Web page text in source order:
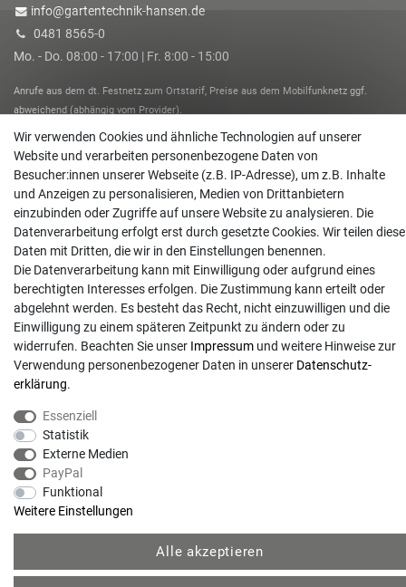
info@gartentechnik-hansen.de
0481 8565-0
Mo. - Do. 08:00 - 17:00 | Fr. 8:00 - 15:00
Anrufe aus dem dt. Festnetz zum Ortstarif, Preise aus dem Mobilfunknetz ggf.
abweichend (abhängig vom Provider).
© Copyright 2026 | Alle Rechte vorbehalten. - Gartentechnik Hansen | Realisation
colornativ /
Wir verwenden Cookies und ähnliche Technologien auf unserer
Website und verarbeiten personenbezogene Daten von
Besucher:innen unserer Webseite (z.B. IP-Adresse), um z.B. Inhalte
und Anzeigen zu personalisieren, Medien von Drittanbietern
einzubinden oder Zugriffe auf unsere Website zu analysieren. Die
Datenverarbeitung erfolgt erst durch gesetzte Cookies. Wir teilen diese
Daten mit Dritten, die wir in den Einstellungen benennen.
Die Datenverarbeitung kann mit Einwilligung oder aufgrund eines
berechtigten Interesses erfolgen. Die Zustimmung kann erteilt oder
abgelehnt werden. Es besteht das Recht, nicht einzuwilligen und die
Einwilligung zu einem späteren Zeitpunkt zu ändern oder zu
widerrufen. Beachten Sie unser Impressum und weitere Hinweise zur
Verwendung personenbezogener Daten in unserer Daten­schutz­
erklärung.
Essenziell
Statistik
Externe Medien
PayPal
Funktional
Weitere Einstellungen
Alle akzeptieren